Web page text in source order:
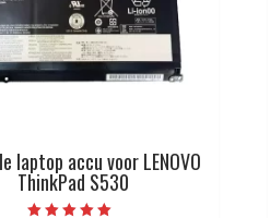
laptop accu voor LENOVO
ThinkPad S530